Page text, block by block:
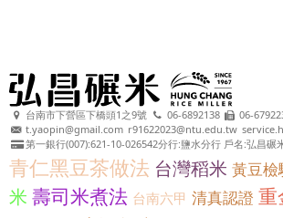
台南市下營區下橋頭1之9號 06-6892138
06-
t.yaopin@gmail.com r91622023@ntu.edu.tw
第一銀行(007):621-10-026542分行:鹽水分行 戶名:弘昌碾
青仁黑豆茶做法 台灣稻米 黃豆檢
米 壽司米煮法 台南六甲 清真認證 重